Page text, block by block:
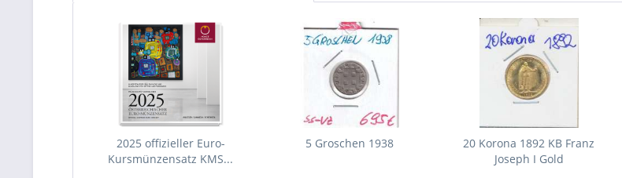
2025 offizieller Euro-
Kursmünzensatz KMS...
5 Groschen 1938
20 Korona 1892 KB Franz
Joseph I Gold